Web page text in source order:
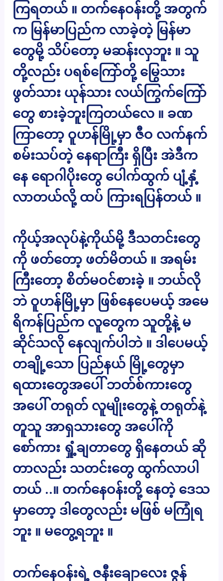
ကြရတယ် ။ တက်နေဝန်းတို့ အတွက်
က မြန်မာပြည်က လာခဲ့တဲ့ မြန်မာ
တွေမို့ သိပ်တော့ မဆန်းလှဘူး ။ သူ
တို့လည်း ပရစ်ကြော်တို့ မြွေသား
ဖွတ်သား ယုန်သား လယ်ကြွက်ကြော်
တွေ စားခဲ့ဘူးကြတယ်လေ ။ ခဏ
ကြာတော့ ဝူဟန်မြို့မှာ ဇီဝ လက်နက်
စမ်းသပ်တဲ့ နေရာကြီး ရှိပြီး အဲဒီက
နေ ရောဂါပိုးတွေ ပေါက်ထွက် ပျံ့နှံ့
လာတယ်လို့ ထပ် ကြားရပြန်တယ် ။
ကိုယ့်အလုပ်နဲ့ကိုယ်မို့ ဒီသတင်းတွေ
ကို ဖတ်တော့ ဖတ်မိတယ် ။ အရမ်း
ကြီးတော့ စိတ်မဝင်စားခဲ့ ။ ဘယ်လို
ဘဲ ဝူဟန်မြို့မှာ ဖြစ်နေပေမယ့် အမေ
ရိကန်ပြည်က လူတွေက သူတို့နဲ့ မ
ဆိုင်သလို နေလျက်ပါဘဲ ။ ဒါပေမယ့်
တချို့သော ပြည်နယ် မြို့တွေမှာ
ရထားတွေအပေါ် ဘတ်စ်ကားတွေ
အပေါ် တရုတ် လူမျိုးတွေနဲ့ တရုတ်နဲ့
တူသူ အာရှသားတွေ အပေါ်ကို
စော်ကား ရှုံ့ချတာတွေ ရှိနေတယ် ဆို
တာလည်း သတင်းတွေ ထွက်လာပါ
တယ် ..။ တက်နေဝန်းတို့ နေတဲ့ ဒေသ
မှာတော့ ဒါတွေလည်း မဖြစ် မကြုံရ
ဘူး ။ မတွေ့ရဘူး ။
တက်နေဝန်းရဲ့ ဇနီးချောလေး ဇွန်